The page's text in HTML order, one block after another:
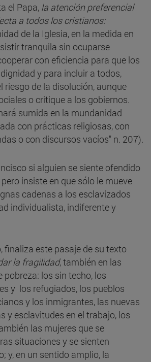
el Papa, la atención preferencial
a todos los cristianos:
de la Iglesia, en la medida en
tranquila sin ocuparse
con eficiencia para que los
y para incluir a todos,
riesgo de la disolución, aunque
o critique a los gobiernos.
sumida en la mundanidad
con prácticas religiosas, con
o con discursos vacíos" n. 207).
si alguien se siente ofendido
insiste en que sólo le mueve
cadenas a los esclavizados
individualista, indiferente y
finaliza este pasaje de su texto
la fragilidad, también en las
pobreza: los sin techo, los
y los refugiados, los pueblos
y los inmigrantes, las nuevas
y esclavitudes en el trabajo, los
las mujeres que se
situaciones y se sienten
y, en un sentido amplio, la